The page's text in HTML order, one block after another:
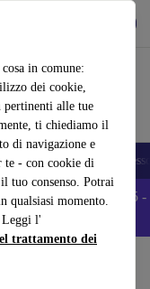
in comune:
dei cookie,
alle tue
ti chiediamo il
di navigazione e
te - con cookie di
tuo consenso. Potrai
qualsiasi momento.
Leggi l'
trattamento dei
Smartwatch
- Codice: ANDROID5 -